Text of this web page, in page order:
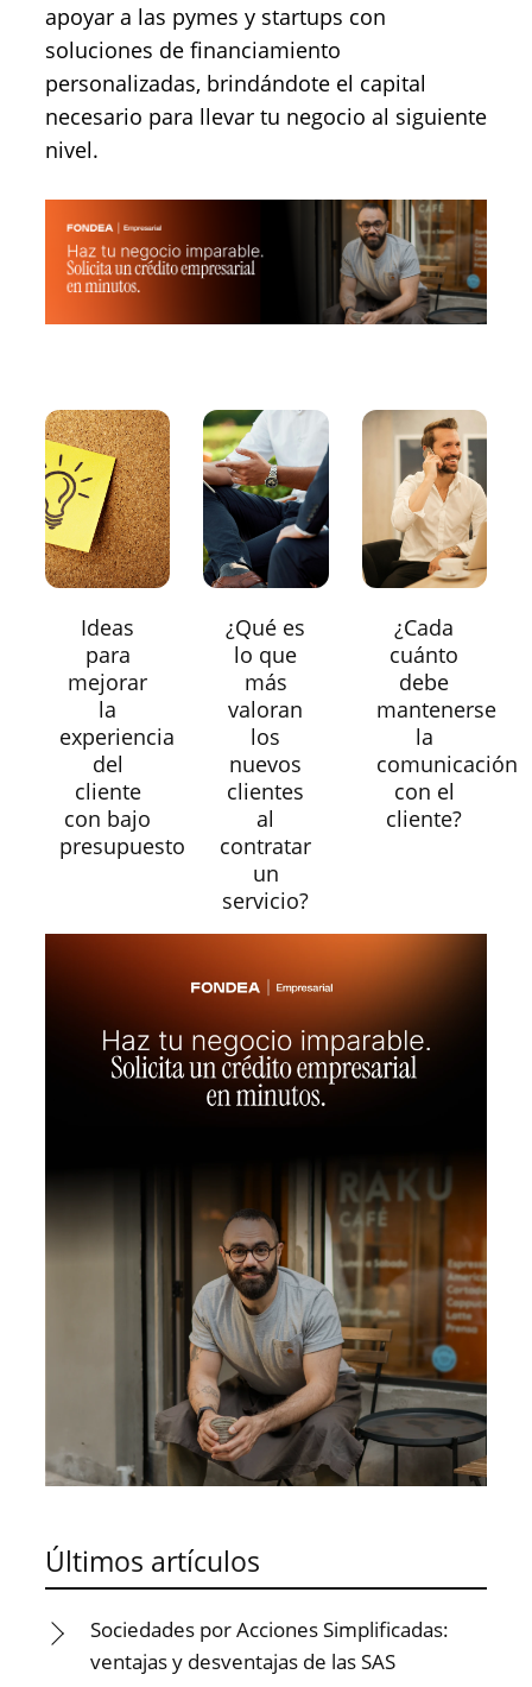
apoyar a las pymes y startups con
soluciones de financiamiento
personalizadas, brindándote el capital
necesario para llevar tu negocio al siguiente
nivel.
Ideas
para
mejorar
la
experiencia
del
cliente
con bajo
presupuesto
¿Qué es
lo que
más
valoran
los
nuevos
clientes
al
contratar
un
servicio?
¿Cada
cuánto
debe
mantenerse
la
comunicación
con el
cliente?
Últimos artículos
Sociedades por Acciones Simplificadas:
ventajas y desventajas de las SAS